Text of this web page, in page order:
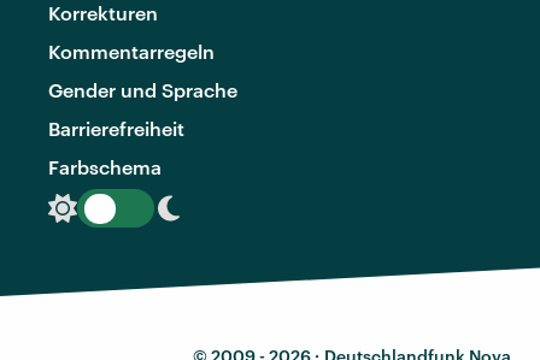
Korrekturen
Kommentarregeln
Gender und Sprache
Barrierefreiheit
Farbschema
© 2009 - 2026 · Deutschlandfunk Nova